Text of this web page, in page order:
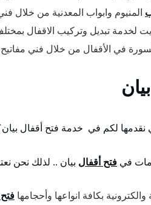
المنيوم وابواب المعدنية من خلال
لخدمة تبديل وتركيب الاقفال
في الأقفال من خلال فني
نقدمها لكم في خدمة فتح أقفال
في فتح أقفال بيان .. لذلك نحن
والكترونية بكافة انواعها وأحجامها